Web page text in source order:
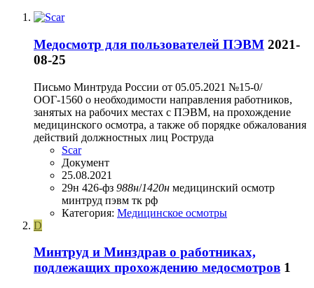
Медосмотр для пользователей ПЭВМ 2021-
08-25
Письмо Минтруда России от 05.05.2021 №15-0/
ООГ-1560 о необходимости направления работников,
занятых на рабочих местах с ПЭВМ, на прохождение
медицинского осмотра, а также об порядке обжалования
действий должностных лиц Роструда
Scar
Документ
25.08.2021
29н 426-фз 988н/1420н медицинский осмотр
минтруд пэвм тк рф
Категория: Медицинское осмотры
D
Минтруд и Минздрав о работниках,
подлежащих прохождению медосмотров 1